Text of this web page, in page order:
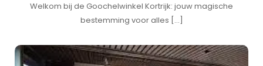
Welkom bij de Goochelwinkel Kortrijk: jouw magische
bestemming voor alles […]